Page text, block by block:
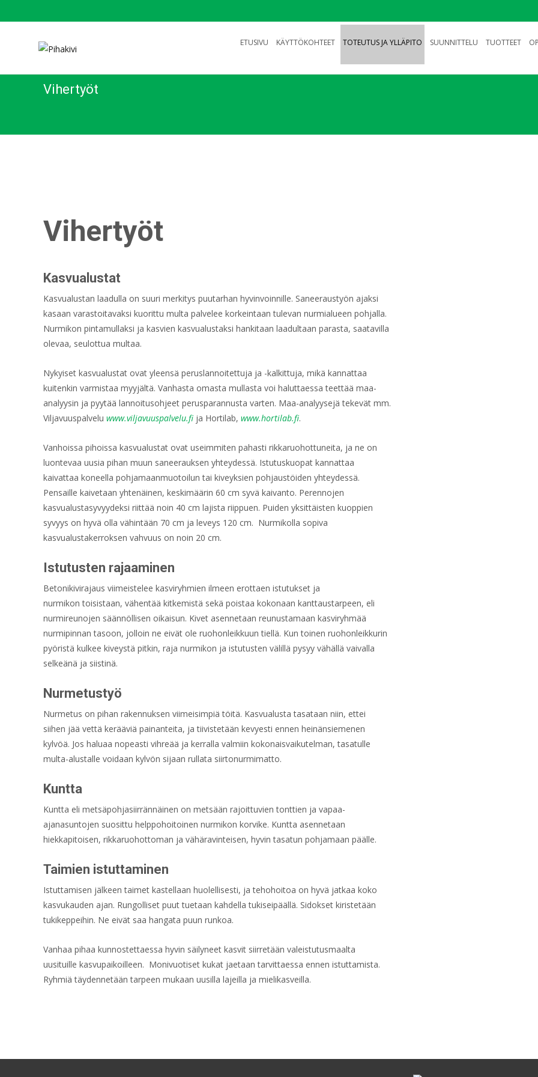
ETUSIVU KÄYTTÖKOHTEET TOTEUTUS JA YLLÄPITO SUUNNITTELU TUOTTEET
Vihertyöt
Vihertyöt
Kasvualustat
Kasvualustan laadulla on suuri merkitys puutarhan hyvinvoinnille. Saneeraustyön ajaksi
kasaan varastoitavaksi kuorittu multa palvelee korkeintaan tulevan nurmialueen pohjalla.
Nurmikon pintamullaksi ja kasvien kasvualustaksi hankitaan laadultaan parasta, saatavilla
olevaa, seulottua multaa.
Nykyiset kasvualustat ovat yleensä peruslannoitettuja ja -kalkittuja, mikä kannattaa
kuitenkin varmistaa myyjältä. Vanhasta omasta mullasta voi haluttaessa teettää maa-
analyysin ja pyytää lannoitusohjeet perusparannusta varten. Maa-analyysejä tekevät mm.
Viljavuuspalvelu www.viljavuuspalvelu.fi ja Hortilab, www.hortilab.fi.
Vanhoissa pihoissa kasvualustat ovat useimmiten pahasti rikkaruohottuneita, ja ne on
luontevaa uusia pihan muun saneerauksen yhteydessä. Istutuskuopat kannattaa
kaivattaa koneella pohjamaanmuotoilun tai kiveyksien pohjaustöiden yhteydessä.
Pensaille kaivetaan yhtenäinen, keskimäärin 60 cm syvä kaivanto. Perennojen
kasvualustasyvyydeksi riittää noin 40 cm lajista riippuen. Puiden yksittäisten kuoppien
syvyys on hyvä olla vähintään 70 cm ja leveys 120 cm. Nurmikolla sopiva
kasvualustakerroksen vahvuus on noin 20 cm.
Istutusten rajaaminen
Betonikivirajaus viimeistelee kasviryhmien ilmeen erottaen istutukset ja
nurmikon toisistaan, vähentää kitkemistä sekä poistaa kokonaan kanttaustarpeen, eli
nurmireunojen säännöllisen oikaisun. Kivet asennetaan reunustamaan kasviryhmää
nurmipinnan tasoon, jolloin ne eivät ole ruohonleikkuun tiellä. Kun toinen ruohonleikkurin
pyöristä kulkee kiveystä pitkin, raja nurmikon ja istutusten välillä pysyy vähällä vaivalla
selkeänä ja siistinä.
Nurmetustyö
Nurmetus on pihan rakennuksen viimeisimpiä töitä. Kasvualusta tasataan niin, ettei
siihen jää vettä kerääviä painanteita, ja tiivistetään kevyesti ennen heinänsiemenen
kylvöä. Jos haluaa nopeasti vihreää ja kerralla valmiin kokonaisvaikutelman, tasatulle
multa-alustalle voidaan kylvön sijaan rullata siirtonurmimatto.
Kuntta
Kuntta eli metsäpohjasiirrännäinen on metsään rajoittuvien tonttien ja vapaa-
ajanasuntojen suosittu helppohoitoinen nurmikon korvike. Kuntta asennetaan
hiekkapitoisen, rikkaruohottoman ja vähäravinteisen, hyvin tasatun pohjamaan päälle.
Taimien istuttaminen
Istuttamisen jälkeen taimet kastellaan huolellisesti, ja tehohoitoa on hyvä jatkaa koko
kasvukauden ajan. Rungolliset puut tuetaan kahdella tukiseipäällä. Sidokset kiristetään
tukikeppeihin. Ne eivät saa hangata puun runkoa.
Vanhaa pihaa kunnostettaessa hyvin säilyneet kasvit siirretään valeistutusmaalta
uusituille kasvupaikoilleen. Monivuotiset kukat jaetaan tarvittaessa ennen istuttamista.
Ryhmiä täydennetään tarpeen mukaan uusilla lajeilla ja mielikasveilla.